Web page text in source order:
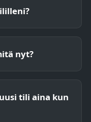
nyt?
tili aina kun